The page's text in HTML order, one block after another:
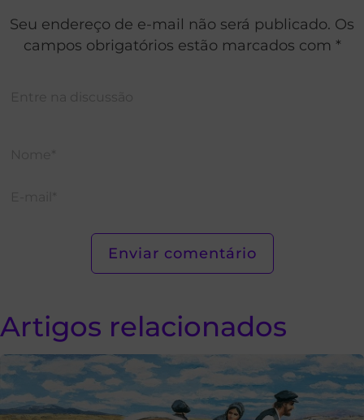
Seu endereço de e-mail não será publicado. Os
campos obrigatórios estão marcados com *
Artigos relacionados